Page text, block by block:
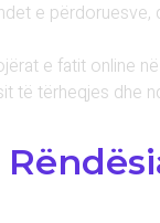
e përdoruesve,
e fatit online
të tërheqjes dhe